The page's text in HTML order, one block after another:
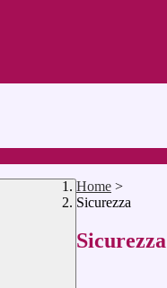
Home >
Sicurezza
Sicurezza